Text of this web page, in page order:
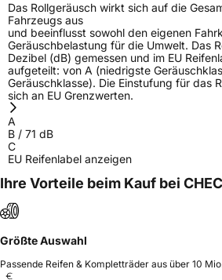
Das Rollgeräusch wirkt sich auf die
Fahrzeugs aus
und beeinflusst sowohl den eigenen
Geräuschbelastung für die Umwelt. Das
Dezibel (dB) gemessen und im EU
aufgeteilt: von A (niedrigste
Geräuschklasse). Die Einstufung für das
sich an EU Grenzwerten.
A
B / 71 dB
C
EU Reifenlabel anzeigen
Ihre Vorteile beim Kauf bei
Größte Auswahl
Passende Reifen & Kompletträder aus über 10